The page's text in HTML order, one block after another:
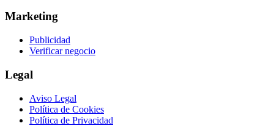
Marketing
Publicidad
Verificar negocio
Legal
Aviso Legal
Política de Cookies
Política de Privacidad